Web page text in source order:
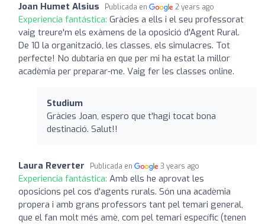
Joan Humet Alsius Publicada en 2 years ago
Experiencia fantástica: Gràcies a ells i el seu professorat
vaig treure'm els exàmens de la oposició d'Agent Rural.
De 10 la organització, les classes, els simulacres. Tot
perfecte! No dubtaria en que per mi ha estat la millor
acadèmia per preparar-me. Vaig fer les classes online.
Studium
Gràcies Joan, espero que t'hagi tocat bona
destinació. Salut!!
Laura Reverter Publicada en 3 years ago
Experiencia fantástica: Amb ells he aprovat les
oposicions pel cos d'agents rurals. Són una acadèmia
propera i amb grans professors tant pel temari general,
que el fan molt més amè, com pel temari específic (tenen